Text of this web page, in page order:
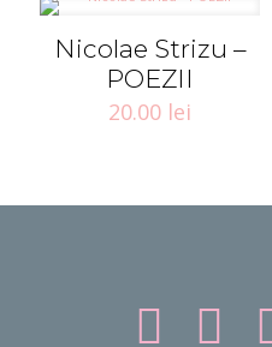
Nicolae Strizu –
POEZII
20.00 lei